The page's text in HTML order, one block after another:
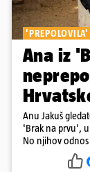
'PREPOLOVILA'
Ana iz
Anu Jakuš
'Brak na prvu',
No njihov